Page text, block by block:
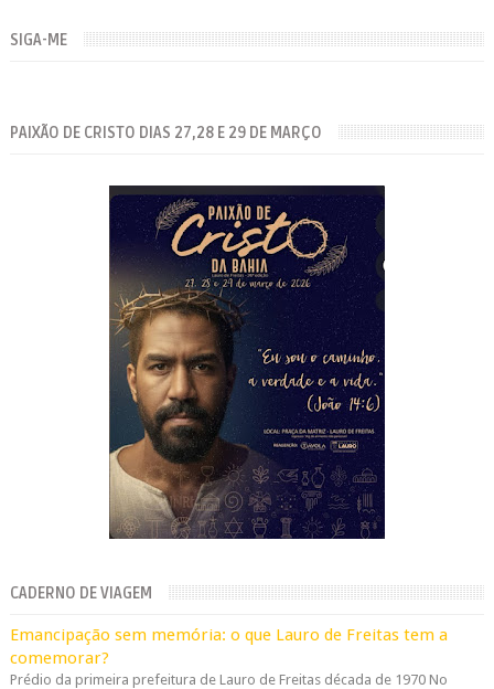
SIGA-ME
PAIXÃO DE CRISTO DIAS 27,28 E 29 DE MARÇO
CADERNO DE VIAGEM
Emancipação sem memória: o que Lauro de Freitas tem a
comemorar?
Prédio da primeira prefeitura de Lauro de Freitas década de 1970 No